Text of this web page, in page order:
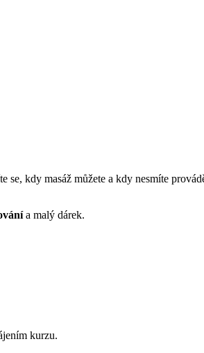
se, kdy masáž můžete a kdy nesmíte
a malý dárek.
kurzu.